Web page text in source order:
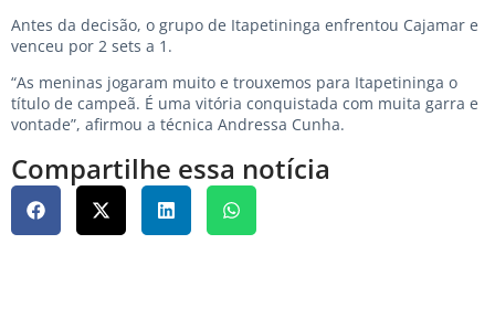
Antes da decisão, o grupo de Itapetininga enfrentou Cajamar e
venceu por 2 sets a 1.
“As meninas jogaram muito e trouxemos para Itapetininga o
título de campeã. É uma vitória conquistada com muita garra e
vontade”, afirmou a técnica Andressa Cunha.
Compartilhe essa notícia